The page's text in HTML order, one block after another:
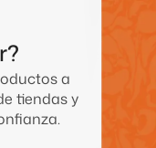
a
tiendas y